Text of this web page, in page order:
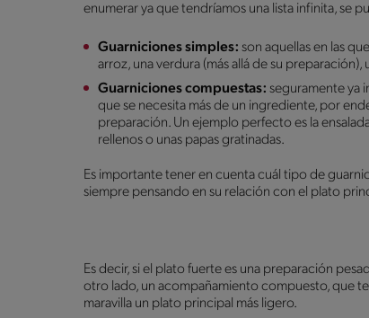
enumerar ya que tendríamos una lista infinita, se
Guarniciones simples: son aquellas en las
arroz, una verdura (más allá de su preparación),
Guarniciones compuestas: seguramente ya
que se necesita más de un ingrediente, por
preparación. Un ejemplo perfecto es la
rellenos o unas papas gratinadas.
Es importante tener en cuenta cuál tipo de
siempre pensando en su relación con el plato
Es decir, si el plato fuerte es una preparación
otro lado, un acompañamiento compuesto, que
maravilla un plato principal más ligero.